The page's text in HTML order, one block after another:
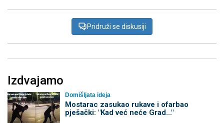
Pridruži se diskusiji
Izdvajamo
Domišljata ideja
Mostarac zasukao rukave i ofarbao
pješački: "Kad već neće Grad..."